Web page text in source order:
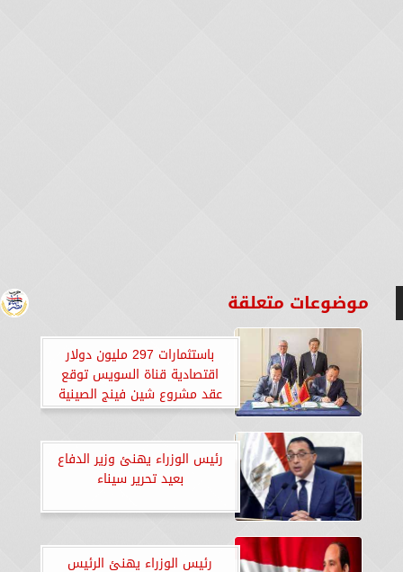
موضوعات متعلقة
باستثمارات 297 مليون دولار
اقتصادية قناة السويس توقع
عقد مشروع شين فينج الصينية
لمنتجات الحديد في المنطقة
رئيس الوزراء يهنئ وزير الدفاع
بعيد تحرير سيناء
رئيس الوزراء يهنئ الرئيس